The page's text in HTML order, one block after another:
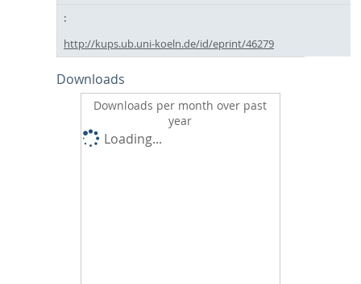
http://kups.ub.uni-koeln.de/id/eprint/46279
Downloads
Downloads per month over past
year
Loading...